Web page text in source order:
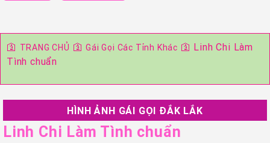
🛐 TRANG CHỦ 🛐Gái Gọi Các Tỉnh Khác 🛐 Linh Chi Làm
Tình chuẩn
HÌNH ẢNH GÁI GỌI ĐẮK LẮK
Linh Chi Làm Tình chuẩn